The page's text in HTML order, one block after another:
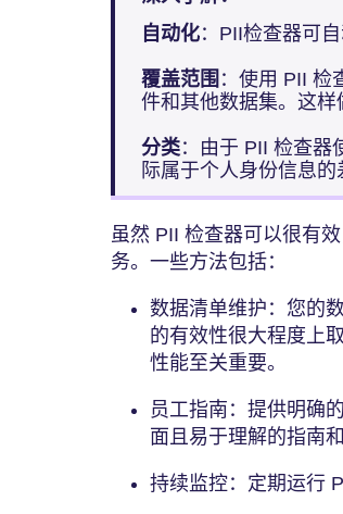
自动化：PII检查器可
覆盖范围 ：使用 PII 检
件和其他数据集。这样
分类：由于 PII 检查器
际属于个人身份信息
虽然 PII 检查器可以很有
务。一些方法包括：
数据清单维护：您的
的有效性很大程度上
性能至关重要。
员工指南：提供明确
面且易于理解的指南
持续监控：定期运行